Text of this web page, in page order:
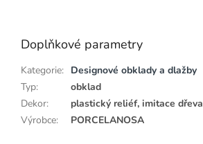
Doplňkové parametry
Kategorie: Designové obklady a dlažby
Typ:
obklad
Dekor:
plastický reliéf, imitace dřeva
Výrobce: PORCELANOSA